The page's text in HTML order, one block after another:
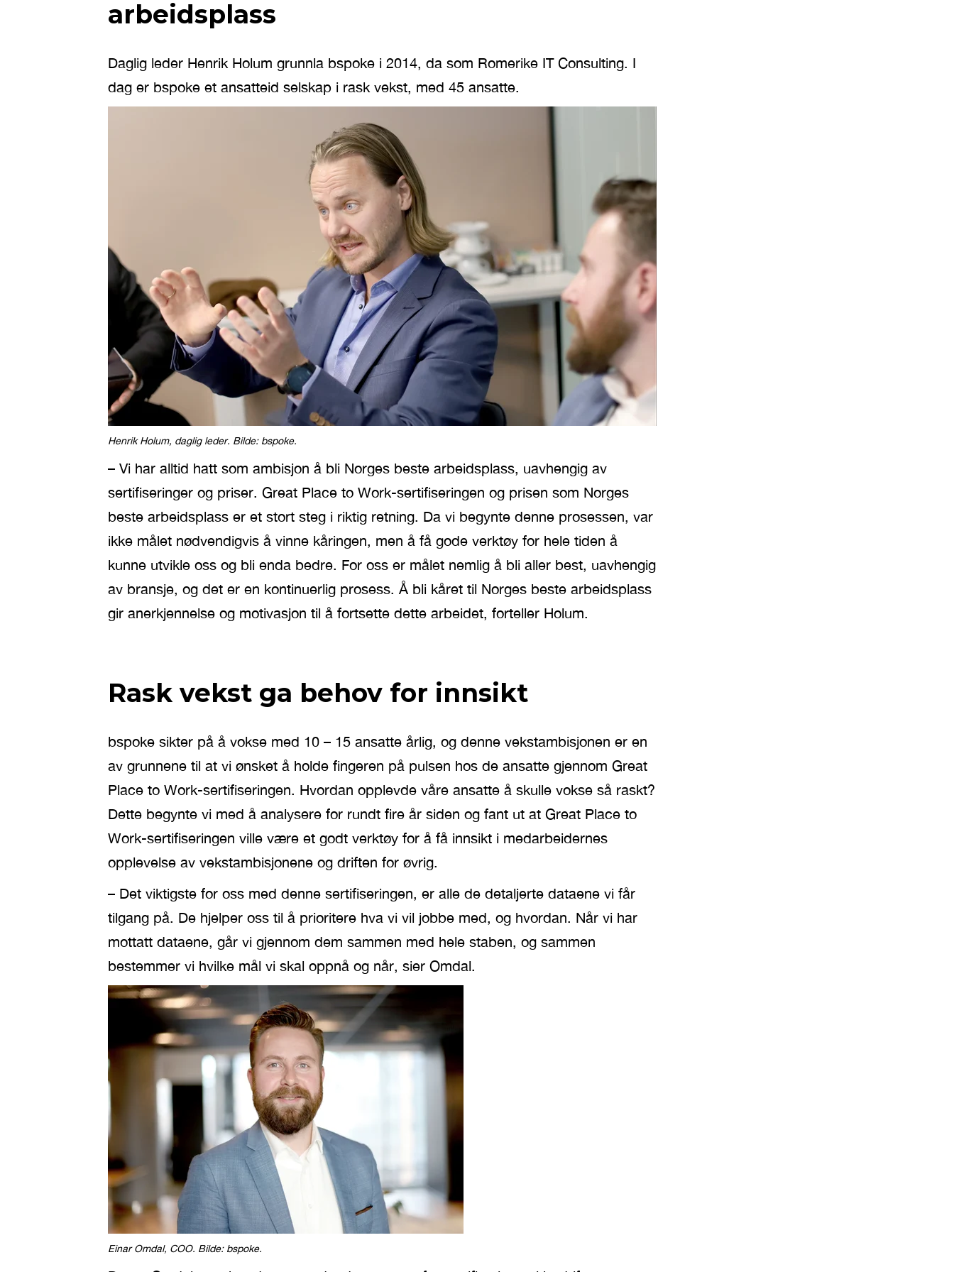
arbeidsplass
Daglig leder Henrik Holum grunnla bspoke i 2014, da som Romerike IT Consulting. I
dag er bspoke et ansatteid selskap i rask vekst, med 45 ansatte.
Henrik Holum, daglig leder. Bilde: bspoke.
– Vi har alltid hatt som ambisjon å bli Norges beste arbeidsplass, uavhengig av
sertifiseringer og priser. Great Place to Work-sertifiseringen og prisen som Norges
beste arbeidsplass er et stort steg i riktig retning. Da vi begynte denne prosessen, var
ikke målet nødvendigvis å vinne kåringen, men å få gode verktøy for hele tiden å
kunne utvikle oss og bli enda bedre. For oss er målet nemlig å bli aller best, uavhengig
av bransje, og det er en kontinuerlig prosess. Å bli kåret til Norges beste arbeidsplass
gir anerkjennelse og motivasjon til å fortsette dette arbeidet, forteller Holum.
Rask vekst ga behov for innsikt
bspoke sikter på å vokse med 10 – 15 ansatte årlig, og denne vekstambisjonen er en
av grunnene til at vi ønsket å holde fingeren på pulsen hos de ansatte gjennom Great
Place to Work-sertifiseringen. Hvordan opplevde våre ansatte å skulle vokse så raskt?
Dette begynte vi med å analysere for rundt fire år siden og fant ut at Great Place to
Work-sertifiseringen ville være et godt verktøy for å få innsikt i medarbeidernes
opplevelse av vekstambisjonene og driften for øvrig.
– Det viktigste for oss med denne sertifiseringen, er alle de detaljerte dataene vi får
tilgang på. De hjelper oss til å prioritere hva vi vil jobbe med, og hvordan. Når vi har
mottatt dataene, går vi gjennom dem sammen med hele staben, og sammen
bestemmer vi hvilke mål vi skal oppnå og når, sier Omdal.
Einar Omdal, COO. Bilde: bspoke.